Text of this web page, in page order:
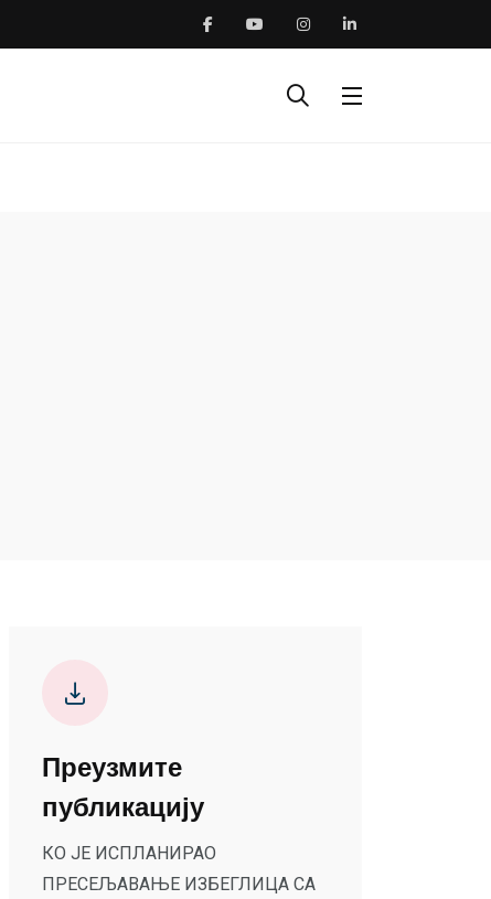
Преузмите
публикацију
КО ЈЕ ИСПЛАНИРАО
ПРЕСЕЉАВАЊЕ ИЗБЕГЛИЦА СА